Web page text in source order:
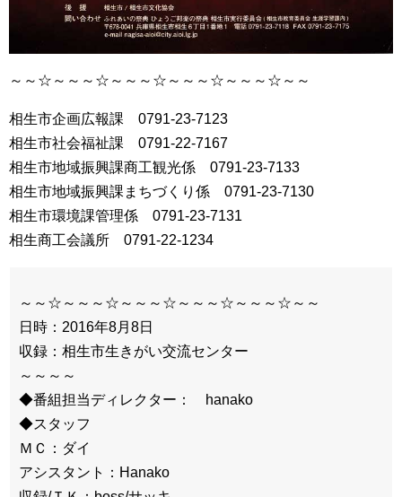
～～☆～～～☆～～～☆～～～☆～～～☆～～
相生市企画広報課 0791-23-7123
相生市社会福祉課 0791-22-7167
相生市地域振興課商工観光係 0791-23-7133
相生市地域振興課まちづくり係 0791-23-7130
相生市環境課管理係 0791-23-7131
相生商工会議所 0791-22-1234
～～☆～～～☆～～～☆～～～☆～～～☆～～
日時：2016年8月8日
収録：相生市生きがい交流センター
～～～～
◆番組担当ディレクター： hanako
◆スタッフ
ＭＣ：ダイ
アシスタント：Hanako